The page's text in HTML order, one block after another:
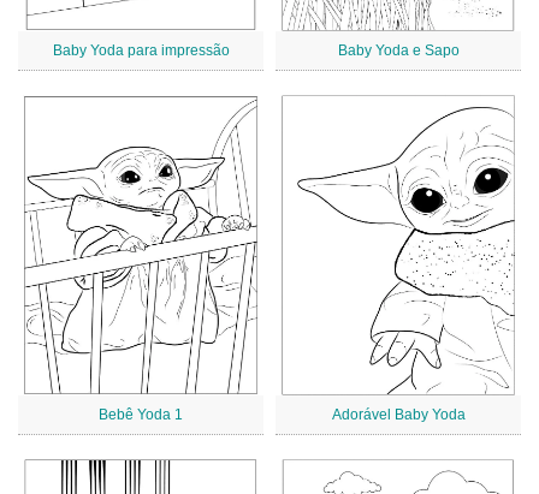
Baby Yoda para impressão Baby Yoda e Sapo
Bebê Yoda 1 Adorável Baby Yoda